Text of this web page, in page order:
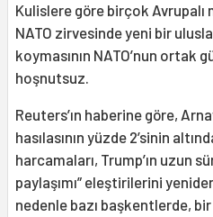
Kulislere göre birçok Avrupalı
NATO zirvesinde yeni bir
koymasının NATO’nun ortak
hoşnutsuz.
Reuters’ın haberine göre,
hasılasının yüzde 2’sinin
harcamaları, Trump’ın uzun
paylaşımı” eleştirilerini
nedenle bazı başkentlerde,